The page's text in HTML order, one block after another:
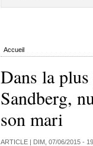
Accueil
Dans la
Sandberg,
son mari
ARTICLE | DIM, 07/06/2015 -